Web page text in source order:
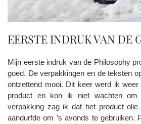
EERSTE INDRUK VAN DE
Mijn eerste indruk van de Philosophy
goed. De verpakkingen en de teksten
ontzettend mooi. Dit keer werd ik
product en kon ik niet wachten
verpakking zag ik dat het product
aandurfde om ’s avonds te gebruiken.